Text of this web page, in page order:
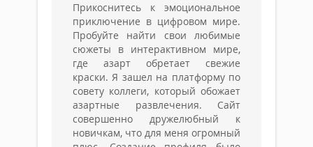
Прикоснитесь к эмоциональное
приключение в цифровом мире.
Пробуйте найти свои любимые
сюжеты в интерактивном мире,
где азарт обретает свежие
краски. Я зашел на платформу по
совету коллеги, который обожает
азартные развлечения. Сайт
совершенно дружелюбный к
новичкам, что для меня огромный